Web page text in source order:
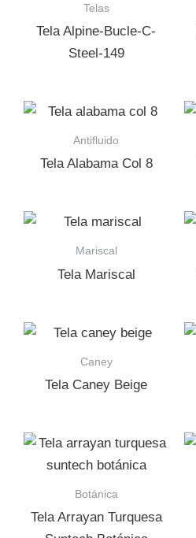
Telas
Tela Alpine-Bucle-C-
Steel-149
Antifluido
Tela Alabama Col 8
Mariscal
Tela Mariscal
Caney
Tela Caney Beige
Botánica
Tela Arrayan Turquesa